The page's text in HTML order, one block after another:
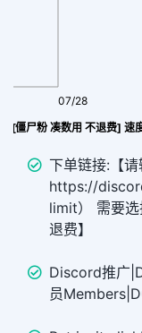
[僵尸粉 凑数用 不退费] 速
07/28
下单链接:【
https://
limit） 需要
退费】
Discord推广
员